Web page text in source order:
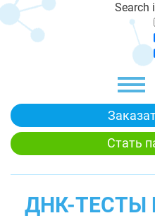
Search
Стать
ДНК-ТЕСТЫ